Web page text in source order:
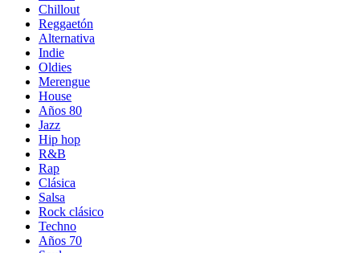
Chillout
Reggaetón
Alternativa
Indie
Oldies
Merengue
House
Años 80
Jazz
Hip hop
R&B
Rap
Clásica
Salsa
Rock clásico
Techno
Años 70